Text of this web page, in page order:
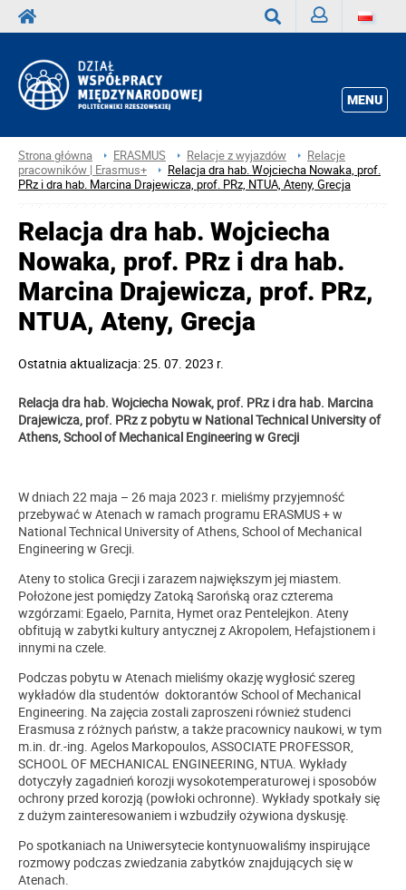
MENU
Strona główna ERASMUS Relacje z wyjazdów
Relacje
pracowników | Erasmus+
Relacja dra hab. Wojciecha Nowaka, prof.
PRz i dra hab. Marcina Drajewicza, prof. PRz, NTUA, Ateny, Grecja
Relacja dra hab. Wojciecha
Nowaka, prof. PRz i dra hab.
Marcina Drajewicza, prof. PRz,
NTUA, Ateny, Grecja
Ostatnia aktualizacja: 25. 07. 2023 r.
Relacja dra hab. Wojciecha Nowak, prof. PRz i dra hab. Marcina
Drajewicza, prof. PRz z pobytu w National Technical University of
Athens, School of Mechanical Engineering w Grecji
W dniach 22 maja – 26 maja 2023 r. mieliśmy przyjemność
przebywać w Atenach w ramach programu ERASMUS + w
National Technical University of Athens, School of Mechanical
Engineering w Grecji.
Ateny to stolica Grecji i zarazem największym jej miastem.
Położone jest pomiędzy Zatoką Sarońską oraz czterema
wzgórzami: Egaelo, Parnita, Hymet oraz Pentelejkon. Ateny
obfitują w zabytki kultury antycznej z Akropolem, Hefajstionem i
innymi na czele.
Podczas pobytu w Atenach mieliśmy okazję wygłosić szereg
wykładów dla studentów doktorantów School of Mechanical
Engineering. Na zajęcia zostali zaproszeni również studenci
Erasmusa z różnych państw, a także pracownicy naukowi, w tym
m.in. dr.-ing. Agelos Markopoulos, ASSOCIATE PROFESSOR,
SCHOOL OF MECHANICAL ENGINEERING, NTUA. Wykłady
dotyczyły zagadnień korozji wysokotemperaturowej i sposobów
ochrony przed korozją (powłoki ochronne). Wykłady spotkały się
z dużym zainteresowaniem i wzbudziły ożywiona dyskusję.
Po spotkaniach na Uniwersytecie kontynuowaliśmy inspirujące
rozmowy podczas zwiedzania zabytków znajdujących się w
Atenach.